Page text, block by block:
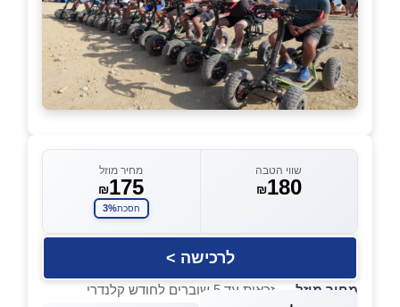
שווי הטבה
₪180
מחיר מוזל
₪175
חסכת3%
לרכישה >
מחיר מוזל — זכאות עד 5 שוברים לחודש קלנדרי